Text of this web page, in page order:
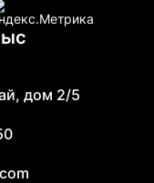
дом 2/5